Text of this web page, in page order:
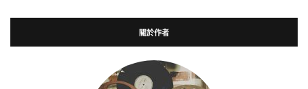
關於作者